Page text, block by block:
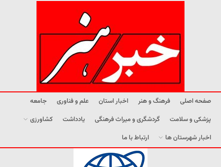
صفحه اصلی فرهنگ و هنر اخبار استان علم و فناوری
جامعه
پزشکی و سلامت
گردشگری و میراث فرهنگی یادداشت
کشاورزی
اخبار شهرستان ها
ارتباط با ما